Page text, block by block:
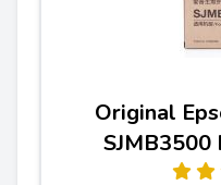
Original